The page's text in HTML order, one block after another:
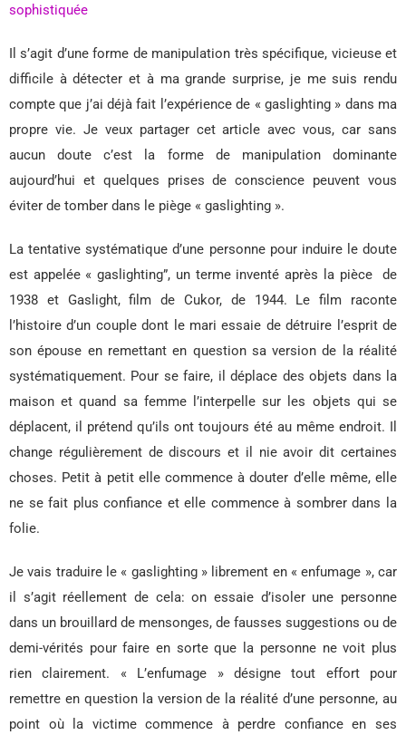
sophistiquée
Il s’agit d’une forme de manipulation très spécifique, vicieuse et
difficile à détecter et à ma grande surprise, je me suis rendu
compte que j’ai déjà fait l’expérience de « gaslighting » dans ma
propre vie. Je veux partager cet article avec vous, car sans
aucun doute c’est la forme de manipulation dominante
aujourd’hui et quelques prises de conscience peuvent vous
éviter de tomber dans le piège « gaslighting ».
La tentative systématique d’une personne pour induire le doute
est appelée « gaslighting”, un terme inventé après la pièce de
1938 et Gaslight, film de Cukor, de 1944. Le film raconte
l’histoire d’un couple dont le mari essaie de détruire l’esprit de
son épouse en remettant en question sa version de la réalité
systématiquement. Pour se faire, il déplace des objets dans la
maison et quand sa femme l’interpelle sur les objets qui se
déplacent, il prétend qu’ils ont toujours été au même endroit. Il
change régulièrement de discours et il nie avoir dit certaines
choses. Petit à petit elle commence à douter d’elle même, elle
ne se fait plus confiance et elle commence à sombrer dans la
folie.
Je vais traduire le « gaslighting » librement en « enfumage », car
il s’agit réellement de cela: on essaie d’isoler une personne
dans un brouillard de mensonges, de fausses suggestions ou de
demi-vérités pour faire en sorte que la personne ne voit plus
rien clairement. « L’enfumage » désigne tout effort pour
remettre en question la version de la réalité d’une personne, au
point où la victime commence à perdre confiance en ses